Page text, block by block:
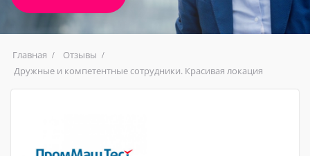
Главная
Отзывы
Дружные и компетентные сотрудники. Красивая локация